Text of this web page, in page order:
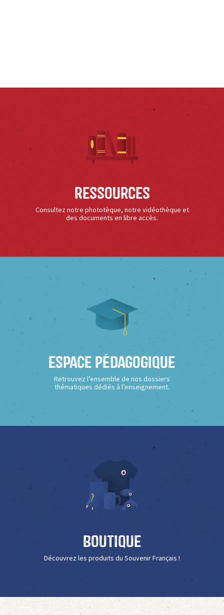
Ressources
Consultez notre phototèque, notre vidéothèque et
des documents en libre accès.
Espace Pédagogique
Retrouvez l’ensemble de nos dossiers
thématiques dédiés à l’enseignement.
Boutique
Découvrez les produits du Souvenir Français !